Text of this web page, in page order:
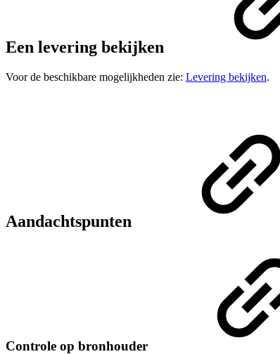
Een levering bekijken
Voor de beschikbare mogelijkheden zie: Levering bekijken.
Aandachtspunten
Controle op bronhouder